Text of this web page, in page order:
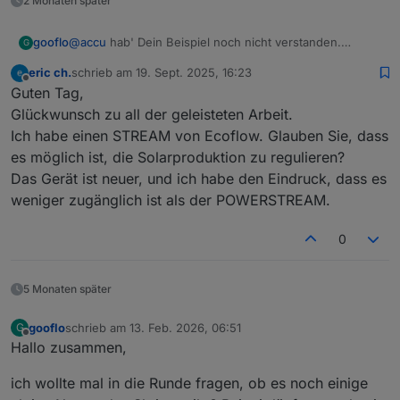
→ Das Skript addiert aber (je nach Einstellung und
ersetzen oder korrekt zu subtrahieren.
Smartplug meldet: 700 W werden verbraucht.
Hausverbrauch (300 W Bezug, weil 700 W weniger
PV-Überschuss reicht.
G gooflo@accu hab' Dein Beispiel noch nicht verstanden.
Überschuss eingespeist wird, wäre in Deinem Beispiel
dann -1000!
Anpassungen habe ich schon einige gemacht am Skript.
Um welche Stelle geht es? Warum passt Du es nicht
selbst an oder ist es komplizierter?
Offline
eric ch.schrieb am 19. Sept. 2025, 16:23
zuletzt editiert von
Guten Tag,
Glückwunsch zu all der geleisteten Arbeit.
Ich habe einen STREAM von Ecoflow. Glauben Sie, dass
es möglich ist, die Solarproduktion zu regulieren?
Das Gerät ist neuer, und ich habe den Eindruck, dass es
weniger zugänglich ist als der POWERSTREAM.
0
5 Monaten später
G
Offline
goofloschrieb am 13. Feb. 2026, 06:51
zuletzt editiert von
Hallo zusammen,
ich wollte mal in die Runde fragen, ob es noch einige